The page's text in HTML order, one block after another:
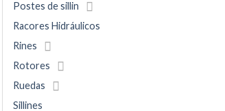
Postes de sillin
Racores Hidráulicos
Rines
Rotores
Ruedas
Sillines